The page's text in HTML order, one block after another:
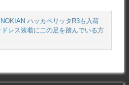
ハッカペリッタR3も入荷
レス装着に二の足を踏んでいる方